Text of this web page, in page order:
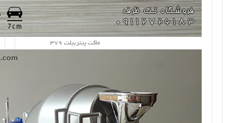
ماکت پیتربیلت 379